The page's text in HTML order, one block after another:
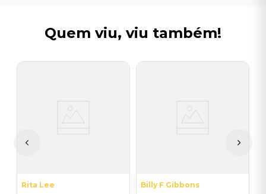
Quem viu, viu também!
Rita Lee
Billy F Gibbons